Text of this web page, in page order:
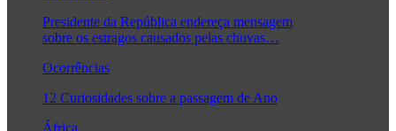
Presidente da República endereça mensagem
sobre os estragos causados pelas chuvas…
Ocorrências
12 Curiosidades sobre a passagem de Ano
África